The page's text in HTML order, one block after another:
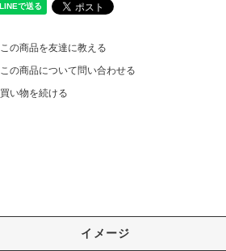
この商品を友達に教える
この商品について問い合わせる
買い物を続ける
イメージ